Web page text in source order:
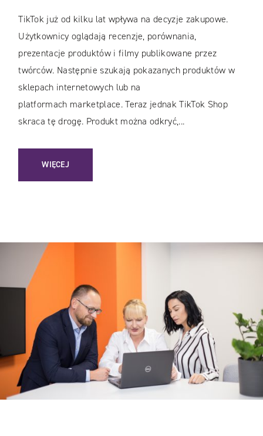
TikTok już od kilku lat wpływa na decyzje zakupowe.
Użytkownicy oglądają recenzje, porównania,
prezentacje produktów i filmy publikowane przez
twórców. Następnie szukają pokazanych produktów w
sklepach internetowych lub na
platformach marketplace. Teraz jednak TikTok Shop
skraca tę drogę. Produkt można odkryć,...
WIĘCEJ
: TIKTOK SHOP W POLSCE: JAK ZACZĄĆ SPRZEDAWAĆ I